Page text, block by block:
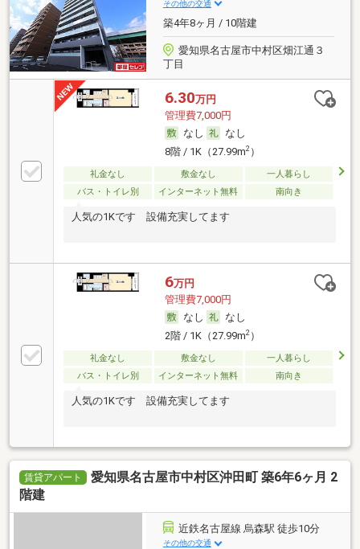
その他の交通
築4年8ヶ月 / 10階建
愛知県名古屋市中村区畑江通３
丁目
6.30万円
管理費7,000円
なし
なし
8階 / 1K（27.99m2）
礼金なし 敷金なし
一人暮らし
バス・トイレ別
インターネット無料 南向き
人気の1Kです 設備充実してます
6万円
管理費7,000円
なし
なし
2階 / 1K（27.99m2）
礼金なし 敷金なし
一人暮らし
バス・トイレ別
インターネット無料 南向き
人気の1Kです 設備充実してます
賃貸アパート
愛知県名古屋市中村区沖田町 築6年6ヶ月 2
階建
近鉄名古屋線 烏森駅 徒歩10分
その他の交通